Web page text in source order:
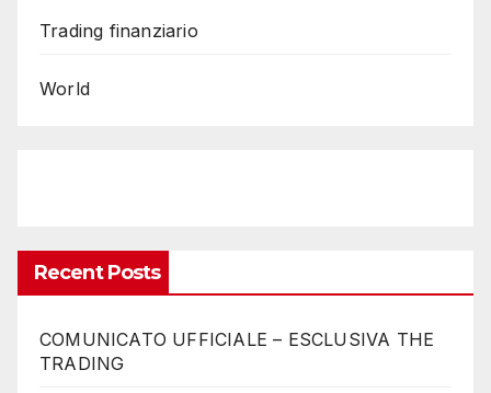
Trading finanziario
World
Recent Posts
COMUNICATO UFFICIALE – ESCLUSIVA THE
TRADING